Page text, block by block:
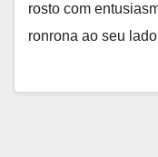
rosto com
ronrona ao seu